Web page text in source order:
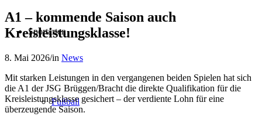
Sportarten
Fußball
A1 – kommende Saison auch
Kreisleistungsklasse!
8. Mai 2026/in News
Mit starken Leistungen in den vergangenen beiden Spielen hat sich
die A1 der JSG Brüggen/Bracht die direkte Qualifikation für die
Kreisleistungsklasse gesichert – der verdiente Lohn für eine
überzeugende Saison.